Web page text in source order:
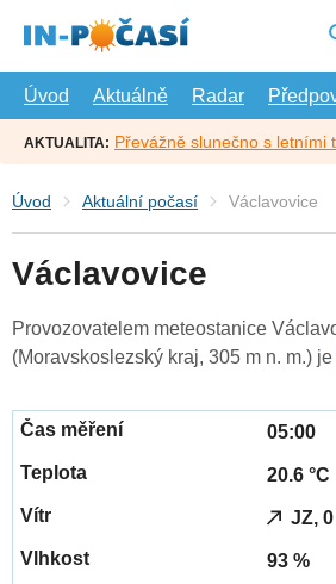
hlavní
Úvod
Aktuálně Radar
AKTUALITA: Převážně slunečno s letními
Úvod Aktuální počasí Václavovice
Václavovice
Provozovatelem meteostanice
(Moravskoslezský kraj, 305 m n. m.) je
05:00
20.6 °C
JZ,
93 %